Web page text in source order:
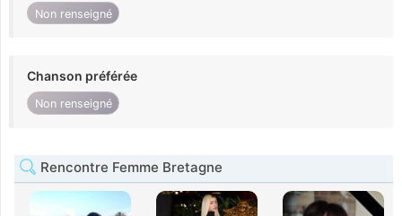
Non renseigné
Chanson préférée
Non renseigné
Rencontre Femme Bretagne